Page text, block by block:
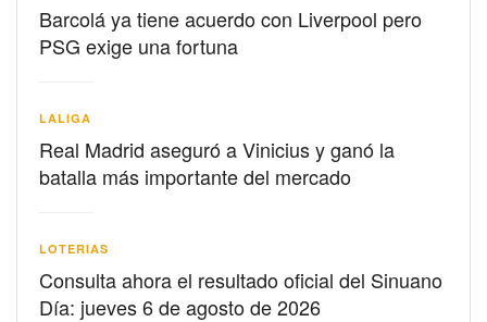
Barcolá ya tiene acuerdo con Liverpool pero
PSG exige una fortuna
LALIGA
Real Madrid aseguró a Vinicius y ganó la
batalla más importante del mercado
LOTERIAS
Consulta ahora el resultado oficial del Sinuano
Día: jueves 6 de agosto de 2026